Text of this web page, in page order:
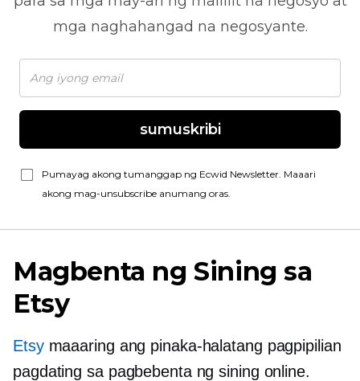
mga naghahangad na negosyante.
sumuskribi
Pumayag akong tumanggap ng Ecwid Newsletter. Maaari
akong mag-unsubscribe anumang oras.
Magbenta ng Sining sa
Etsy
Etsymaaaring ang pinaka-halatang pagpipilian
pagdating sa pagbebenta ng sining online.